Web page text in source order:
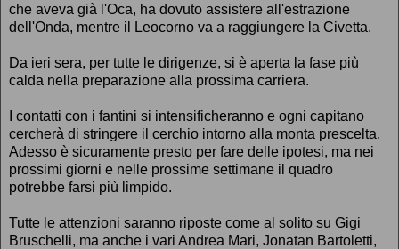
che aveva già l'Oca, ha dovuto assistere all'estrazione
dell'Onda, mentre il Leocorno va a raggiungere la Civetta.
Da ieri sera, per tutte le dirigenze, si è aperta la fase più
calda nella preparazione alla prossima carriera.
I contatti con i fantini si intensificheranno e ogni capitano
cercherà di stringere il cerchio intorno alla monta prescelta.
Adesso è sicuramente presto per fare delle ipotesi, ma nei
prossimi giorni e nelle prossime settimane il quadro
potrebbe farsi più limpido.
Tutte le attenzioni saranno riposte come al solito su Gigi
Bruschelli, ma anche i vari Andrea Mari, Jonatan Bartoletti,